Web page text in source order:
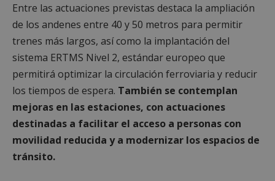
Entre las actuaciones previstas destaca la ampliación
de los andenes entre 40 y 50 metros para permitir
trenes más largos, así como la implantación del
sistema ERTMS Nivel 2, estándar europeo que
permitirá optimizar la circulación ferroviaria y reducir
los tiempos de espera. También se contemplan
mejoras en las estaciones, con actuaciones
destinadas a facilitar el acceso a personas con
movilidad reducida y a modernizar los espacios de
tránsito.